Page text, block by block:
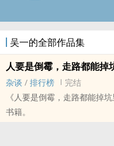
吴一的全部作品集
人要是倒霉，走路都能掉
杂谈 / 排行榜
完结
《人要是倒霉，走路都能掉
书籍。